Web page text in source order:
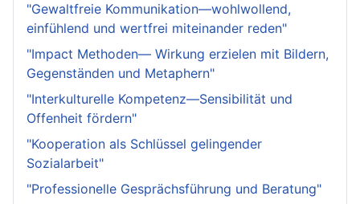
"Gewaltfreie Kommunikation—wohlwollend,
einfühlend und wertfrei miteinander reden"
"Impact Methoden— Wirkung erzielen mit Bildern,
Gegenständen und Metaphern"
"Interkulturelle Kompetenz—Sensibilität und
Offenheit fördern"
"Kooperation als Schlüssel gelingender
Sozialarbeit"
"Professionelle Gesprächsführung und Beratung"